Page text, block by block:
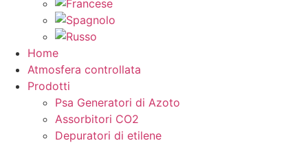
Home
Atmosfera controllata
Prodotti
Psa Generatori di Azoto
Assorbitori CO2
Depuratori di etilene